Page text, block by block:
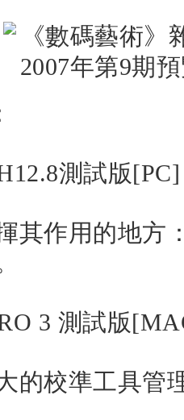
測試版[PC]
其作用的地方
3 測試版
的校準工具管